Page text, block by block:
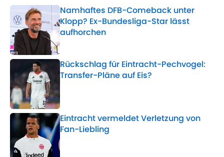
Namhaftes DFB-Comeback unter
Klopp? Ex-Bundesliga-Star lässt
aufhorchen
Published by on Invalid Date
Rückschlag für Eintracht-Pechvogel:
Transfer-Pläne auf Eis?
Eintracht vermeldet Verletzung von
Fan-Liebling
Published by on Invalid Date